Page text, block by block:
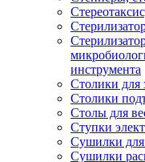
инструмента
Столики для
Столики
Столы для
Ступки
Сушилки
Сушилки